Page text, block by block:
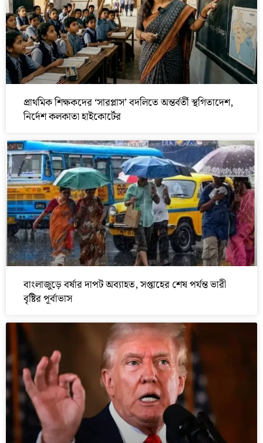
প্রাথমিক শিক্ষকদের ‘সারপ্লাস’ বদলিতে অন্তর্বর্তী স্থগিতাদেশ,
নির্দেশ কলকাতা হাইকোর্টের
বাংলাজুড়ে বর্ষার দাপট অব্যাহত, সপ্তাহের শেষ পর্যন্ত ভারী
বৃষ্টির পূর্বাভাস